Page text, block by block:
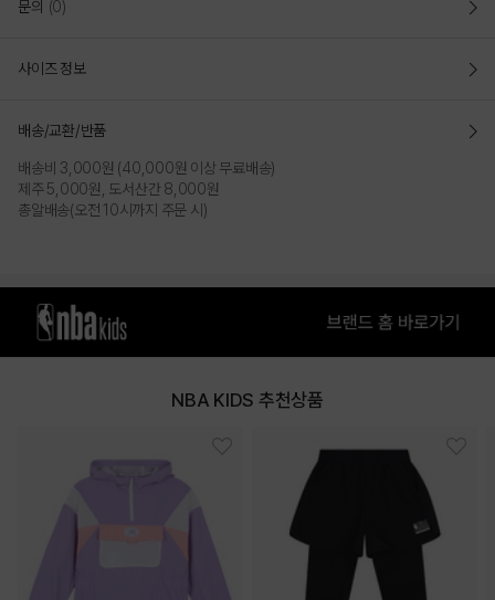
문의 (0)
사이즈 정보
배송/교환/반품
배송비 3,000원 (40,000원 이상 무료배송)
제주 5,000원, 도서산간 8,000원
총알배송(오전 10시까지 주문 시)
NBA KIDS 추천상품